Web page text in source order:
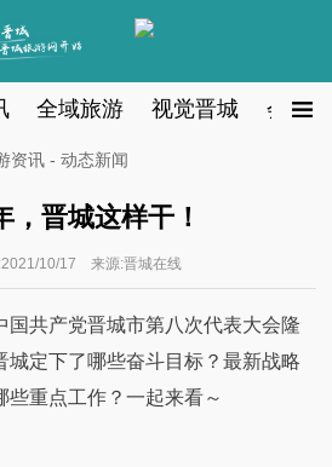
全域旅游 视觉晋城 会员
资讯 - 动态新闻
，晋城这样干！
10/17 来源:晋城在线
共产党晋城市第八次代表大会隆
城定下了哪些奋斗目标？最新战略
些重点工作？一起来看～